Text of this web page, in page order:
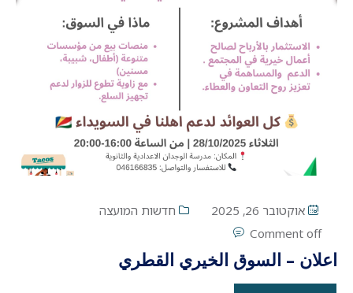
אוקטובר 26, 2025
חדשות המועצה
Comment off
اعلان – السوق الخيري القطري